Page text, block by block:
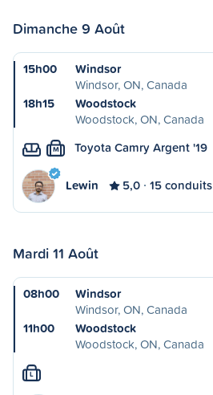
Dimanche 9 Août
15h00
Windsor
Windsor, ON, Canada
18h15
Woodstock
Woodstock, ON, Canada
M Toyota Camry Argent '19
Lewin 5,0 15 conduits
Mardi 11 Août
08h00
Windsor
Windsor, ON, Canada
11h00
Woodstock
Woodstock, ON, Canada
L